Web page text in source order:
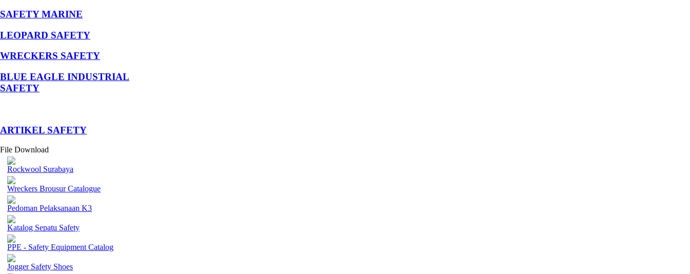
SAFETY MARINE
LEOPARD SAFETY
WRECKERS SAFETY
BLUE EAGLE INDUSTRIAL
SAFETY
­ARTIKEL SAFETY
File Download
Rockwool Surabaya
Wreckers Brousur Catalogue
Pedoman Pelaksanaan K3
Katalog Sepatu Safety
PPE - Safety Equipment Catalog
Jogger Safety Shoes